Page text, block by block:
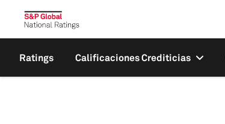
Ratings Calificaciones Crediticias